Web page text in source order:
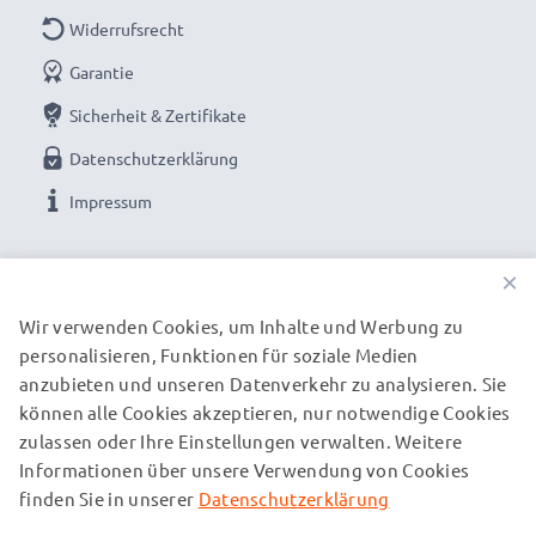
Widerrufsrecht
Garantie
Sicherheit & Zertifikate
Datenschutzerklärung
Impressum
UNSERE VERSANDPARTNER
© subtel.de 2026
Alle Preise verstehen sich inklusive Mehrwertsteuer und
zuzüglich Versandkosten. Bitte beachten Sie, dass alle
×
Wir verwenden Cookies, um Inhalte und Werbung zu
personalisieren, Funktionen für soziale Medien
anzubieten und unseren Datenverkehr zu analysieren. Sie
können alle Cookies akzeptieren, nur notwendige Cookies
zulassen oder Ihre Einstellungen verwalten. Weitere
Informationen über unsere Verwendung von Cookies
finden Sie in unserer Datenschutzerklärung